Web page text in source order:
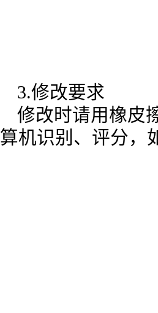
3.修改要求
修改时请用橡皮
算机识别、评分，